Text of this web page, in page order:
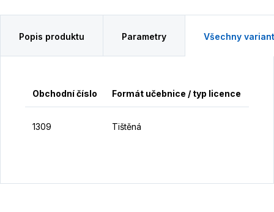
Popis produktu Parametry Všechny
Obchodní číslo Formát učebnice / typ licence
1309 Tištěná